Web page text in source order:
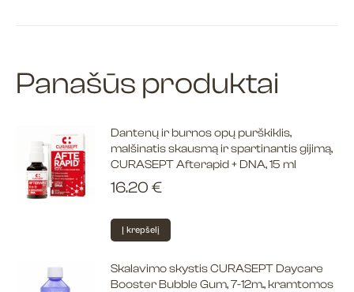
Panašūs produktai
Dantenų ir burnos opų purškiklis,
malšinatis skausmą ir spartinantis gijimą,
CURASEPT Afterapid + DNA, 15 ml
16.20 €
Į krepšelį
Skalavimo skystis CURASEPT Daycare
Booster Bubble Gum, 7-12m., kramtomos